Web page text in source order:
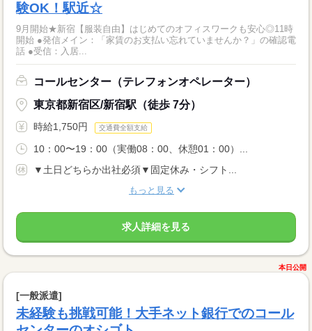
験OK！駅近☆
9月開始★新宿【服装自由】はじめてのオフィスワークも安心◎11時
開始 ●発信メイン：「家賃のお支払い忘れていませんか？」の確認電
話 ●受信：入居...
コールセンター（テレフォンオペレーター）
東京都新宿区/新宿駅（徒歩 7分）
時給1,750円 交通費全額支給
10：00〜19：00（実働08：00、休憩01：00）...
▼土日どちらか出社必須▼固定休み・シフト...
もっと見る
求人詳細を見る
本日公開
[一般派遣]
未経験も挑戦可能！大手ネット銀行でのコール